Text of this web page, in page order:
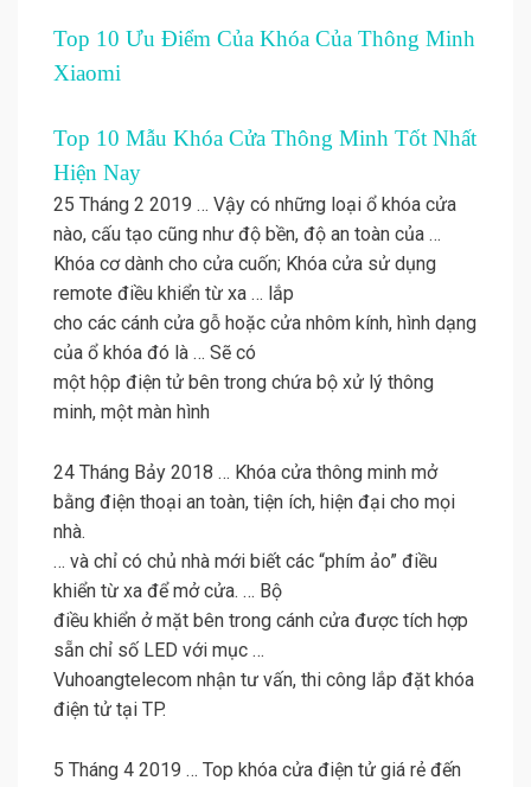
Top 10 Ưu Điểm Của Khóa Của Thông Minh
Xiaomi
Top 10 Mẫu Khóa Cửa Thông Minh Tốt Nhất
Hiện Nay
25 Tháng 2 2019 … Vậy có những loại ổ khóa cửa
nào, cấu tạo cũng như độ bền, độ an toàn của …
Khóa cơ dành cho cửa cuốn; Khóa cửa sử dụng
remote điều khiển từ xa … lắp
cho các cánh cửa gỗ hoặc cửa nhôm kính, hình dạng
của ổ khóa đó là … Sẽ có
một hộp điện tử bên trong chứa bộ xử lý thông
minh, một màn hình
24 Tháng Bảy 2018 … Khóa cửa thông minh mở
bằng điện thoại an toàn, tiện ích, hiện đại cho mọi
nhà.
… và chỉ có chủ nhà mới biết các “phím ảo” điều
khiển từ xa để mở cửa. … Bộ
điều khiển ở mặt bên trong cánh cửa được tích hợp
sẵn chỉ số LED với mục …
Vuhoangtelecom nhận tư vấn, thi công lắp đặt khóa
điện tử tại TP.
5 Tháng 4 2019 … Top khóa cửa điện tử giá rẻ đến